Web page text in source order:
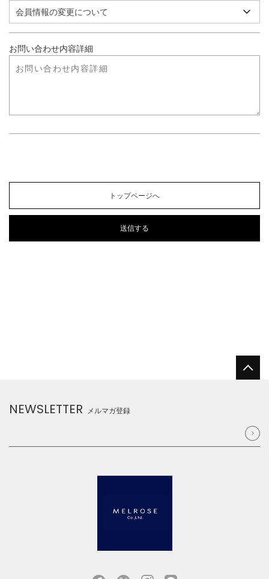
お問い合わせ内容詳細
トップページへ
NEWSLETTER メルマガ登録